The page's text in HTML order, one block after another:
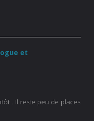
et
. Il reste peu de places